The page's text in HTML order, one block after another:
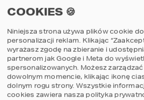
AN UNEXPECTED ERROR
COOKIES 🍪
Niniejsza strona używa plików cookie
personalizacji reklam. Klikając
wyrażasz zgodę na zbieranie i
partnerom jak Google i Meta do
spersonalizowanych. Możesz
dowolnym momencie, klikając ikonę
dolnym rogu strony. Wszystkie
cookies zawiera nasza polityka